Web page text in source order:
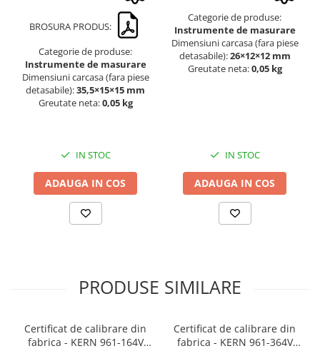
BROSURA PRODUS:
Categorie de produse:
Instrumente de masurare
Dimensiuni carcasa (fara piese
detasabile):35,5×15×15 mm
Greutate neta:0,05 kg
IN STOC
ADAUGA IN COS
Categorie de produse:
Instrumente de masurare
Dimensiuni carcasa (fara piese
detasabile):26×12×12 mm
Greutate neta:0,05 kg
IN STOC
ADAUGA IN COS
PRODUSE SIMILARE
Certificat de calibrare din
fabrica - KERN 961-164V
Certificat de calibrare din
fabrica - KERN 961-364V